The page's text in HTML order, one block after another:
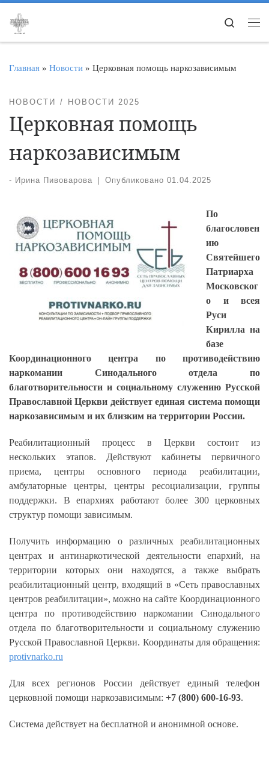
Перейти к содержимому
Search
Главная » Новости » Церковная помощь наркозависимым
НОВОСТИ НОВОСТИ 2025
Церковная помощь
наркозависимым
- Ирина Пивоварова Опубликовано 01.04.2025
По
благословен
ию
Святейшего
Патриарха
Московског
о и всея
Руси
Кирилла на
базе
Координационного центра по противодействию
наркомании Синодального отдела по
благотворительности и социальному служению Русской
Православной Церкви действует единая система помощи
наркозависимым и их близким на территории России.
Реабилитационный процесс в Церкви состоит из
нескольких этапов. Действуют кабинеты первичного
приема, центры основного периода реабилитации,
амбулаторные центры, центры ресоциализации, группы
поддержки. В епархиях работают более 300 церковных
структур помощи зависимым.
Получить информацию о различных реабилитационных
центрах и антинаркотической деятельности епархий, на
территории которых они находятся, а также выбрать
реабилитационный центр, входящий в «Сеть православных
центров реабилитации», можно на сайте Координационного
центра по противодействию наркомании Синодального
отдела по благотворительности и социальному служению
Русской Православной Церкви. Координаты для обращения:
protivnarko.ru
Для всех регионов России действует единый телефон
церковной помощи наркозависимым: +7 (800) 600-16-93.
Система действует на бесплатной и анонимной основе.